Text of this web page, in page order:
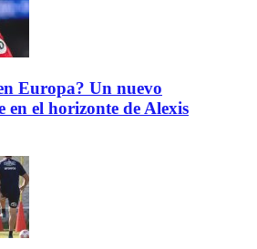
Europa? Un nuevo
en el horizonte de Alexis